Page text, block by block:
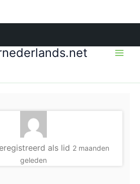
als lid 2 maanden
geleden